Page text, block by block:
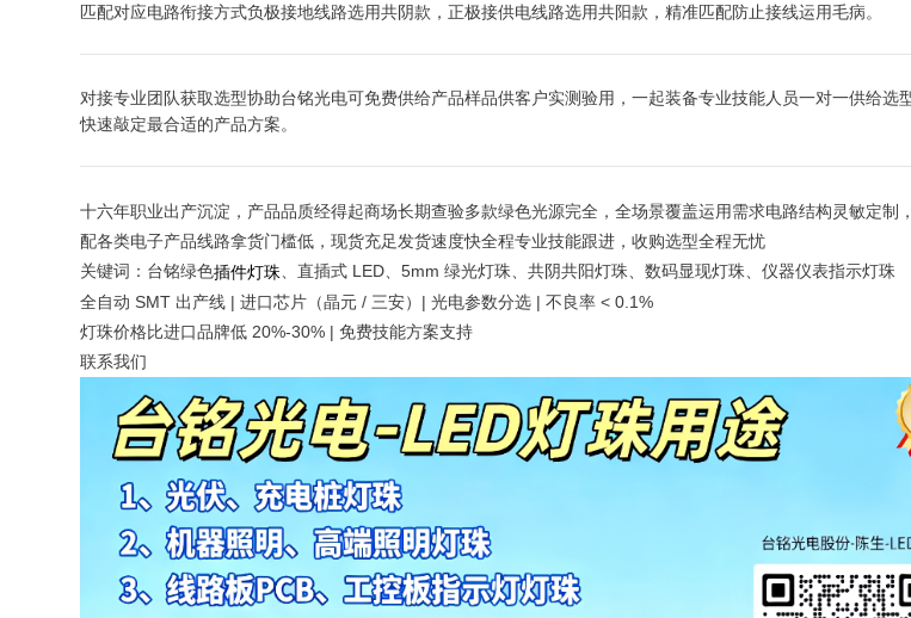
匹配对应电路衔接方式负极接地线路选用共阴款，正极接供电线路选用共阳款，精准匹配防止接线运用毛病。
对接专业团队获取选型协助台铭光电可免费供给产品样品供客户实测验用，一起装备专业技能人员一对一供给选
快速敲定最合适的产品方案。
十六年职业出产沉淀，产品品质经得起商场长期查验多款绿色光源完全，全场景覆盖运用需求电路结构灵敏定制
配各类电子产品线路拿货门槛低，现货充足发货速度快全程专业技能跟进，收购选型全程无忧
关键词：台铭绿色插件灯珠 、直插式 LED、5mm 绿光灯珠、共阴共阳灯珠、数码显现灯珠、仪器仪表指示灯珠
全自动 SMT 出产线 | 进口芯片（晶元 / 三安）| 光电参数分选 | 不良率 < 0.1%
灯珠价格比进口品牌低 20%-30% | 免费技能方案支持
联系我们